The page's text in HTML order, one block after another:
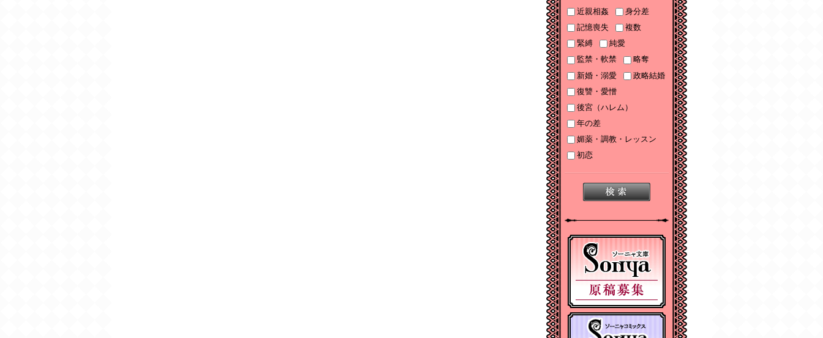
2025/07/03
配信のお知らせ
2025/06/19
配信のお知らせ
2025/05/07
2025年５月刊電子書籍
配信のお知らせ
配信のお知らせ
2025年３月刊電子書籍
配信のお知らせ
2024/12/06
【Sonyaコミックス
電子書店配信開始】悪
人の恋１、みそっかす
王女の結婚事情１
2024/12/04
近親相姦
身分差
記憶喪失
複数
緊縛
純愛
監禁・軟禁
略奪
新婚・溺愛
政略結婚
復讐・愛憎
後宮（ハレム）
年の差
媚薬・調教・レッスン
初恋